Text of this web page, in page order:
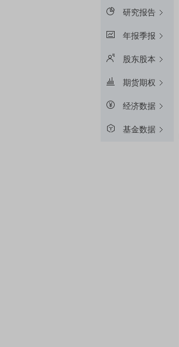
研究报告
年报季报
股东股本
期货期权
经济数据
基金数据